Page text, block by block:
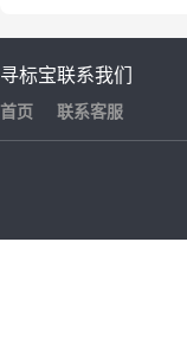
寻标宝
首页
联系我们
联系客服